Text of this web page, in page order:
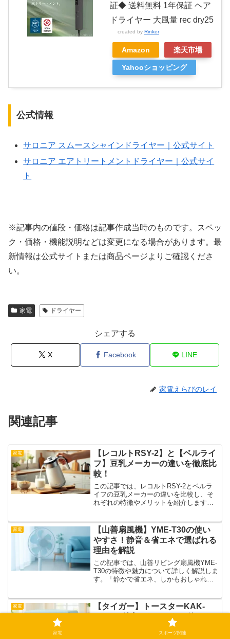
証◆ 送料無料 1年保証 ヘア
ドライヤー 大風量 rec dry25
created by Rinker
Amazon 楽天市場
Yahooショッピング
公式情報
サロニア スムースシャインドライヤー｜公式サイト
サロニア エアトリートメントドライヤー｜公式サイ
ト
※記事内の値段・価格は記事作成当時のものです。
スペッ
ク・価格・機能説明などは変更になる場合があります。最
新情報は公式サイトまたは商品ページよりご確認くださ
い。
家電 ドライヤー
シェアする
X Facebook LINE
家電えらびのレイ
関連記事
家電
【レコルトRSY-2】と【ベルライ
フ】豆乳メーカーの違いを徹底比
較！
この記事では、レコルトRSY-2とベルラ
イフの豆乳メーカーの違いを比較し、そ
れぞれの特徴やメリットを紹介します。
ぞれの機能や使い勝手を詳しく解説しま
す。あなたにぴったり...
家電
【山善扇風機】YME-T30の使い
やすさ！静音＆省エネで選ばれる
理由を解説
この記事では、山善リビング扇風機YME-
T30の特徴や魅力について詳しく解説しま
す。「静かで省エネ、しかもおしゃれな
です。使いやすさ、デザイン、風量調整
の細やかさなど、実...
家電
【タイガー】トースターKAK-
H102の魅力！おしゃれで使いや
家電 スポーツ関連